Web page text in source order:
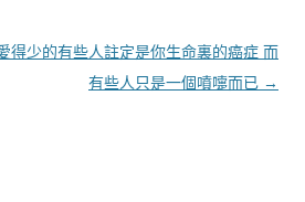
得少的有些人註定是你生命裏的癌症 而
有些人只是一個噴嚏而已 →